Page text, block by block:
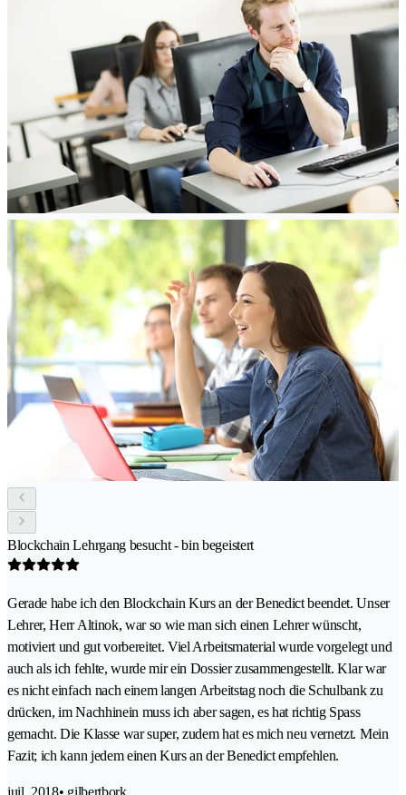
Blockchain Lehrgang besucht - bin begeistert
Gerade habe ich den Blockchain Kurs an der Benedict beendet. Unser
Lehrer, Herr Altinok, war so wie man sich einen Lehrer wünscht,
motiviert und gut vorbereitet. Viel Arbeitsmaterial wurde vorgelegt und
auch als ich fehlte, wurde mir ein Dossier zusammengestellt. Klar war
es nicht einfach nach einem langen Arbeitstag noch die Schulbank zu
drücken, im Nachhinein muss ich aber sagen, es hat richtig Spass
gemacht. Die Klasse war super, zudem hat es mich neu vernetzt. Mein
Fazit; ich kann jedem einen Kurs an der Benedict empfehlen.